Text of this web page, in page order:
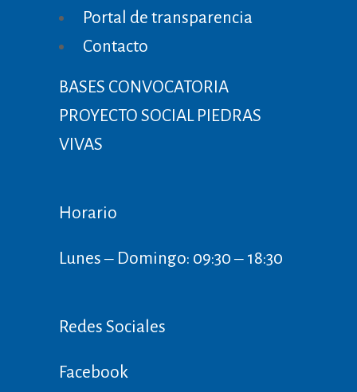
Portal de transparencia
Contacto
BASES CONVOCATORIA
PROYECTO SOCIAL PIEDRAS
VIVAS
Horario
Lunes ‒ Domingo: 09:30 ‒ 18:30
Redes Sociales
Facebook